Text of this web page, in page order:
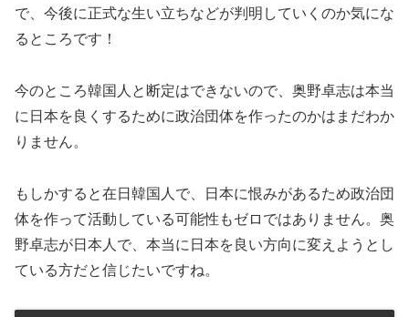
で、今後に正式な生い立ちなどが判明していくのか気にな
るところです！
今のところ韓国人と断定はできないので、奥野卓志は本当
に日本を良くするために政治団体を作ったのかはまだわか
りません。
もしかすると在日韓国人で、日本に恨みがあるため政治団
体を作って活動している可能性もゼロではありません。奥
野卓志が日本人で、本当に日本を良い方向に変えようとし
ている方だと信じたいですね。